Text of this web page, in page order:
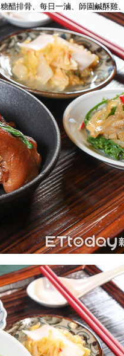
醋排骨、每日一滷、師園鹹酥雞